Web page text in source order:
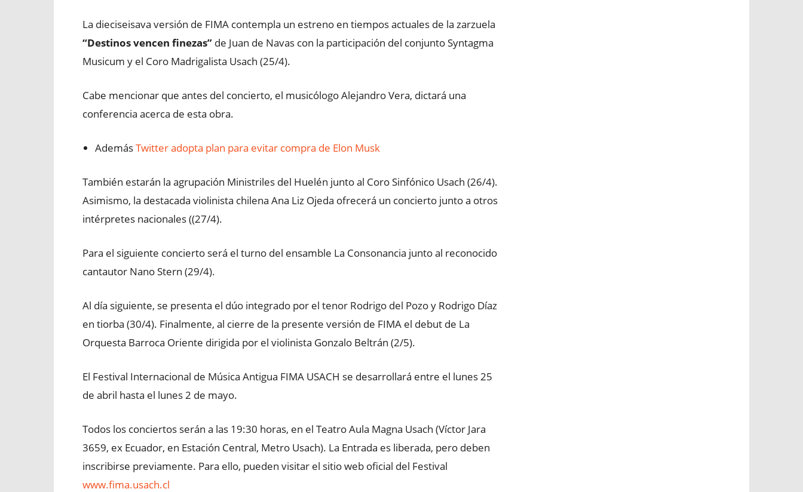
La dieciseisava versión de FIMA contempla un estreno en tiempos actuales de la zarzuela
“Destinos vencen finezas” de Juan de Navas con la participación del conjunto Syntagma
Musicum y el Coro Madrigalista Usach (25/4).
Cabe mencionar que antes del concierto, el musicólogo Alejandro Vera, dictará una
conferencia acerca de esta obra.
AdemásTwitter adopta plan para evitar compra de Elon Musk
También estarán la agrupación Ministriles del Huelén junto al Coro Sinfónico Usach (26/4).
Asimismo, la destacada violinista chilena Ana Liz Ojeda ofrecerá un concierto junto a otros
intérpretes nacionales ((27/4).
Para el siguiente concierto será el turno del ensamble La Consonancia junto al reconocido
cantautor Nano Stern (29/4).
Al día siguiente, se presenta el dúo integrado por el tenor Rodrigo del Pozo y Rodrigo Díaz
en tiorba (30/4). Finalmente, al cierre de la presente versión de FIMA el debut de La
Orquesta Barroca Oriente dirigida por el violinista Gonzalo Beltrán (2/5).
El Festival Internacional de Música Antigua FIMA USACH se desarrollará entre el lunes 25
de abril hasta el lunes 2 de mayo.
Todos los conciertos serán a las 19:30 horas, en el Teatro Aula Magna Usach (Víctor Jara
3659, ex Ecuador, en Estación Central, Metro Usach). La Entrada es liberada, pero deben
inscribirse previamente. Para ello, pueden visitar el sitio web oficial del Festival
www.fima.usach.cl